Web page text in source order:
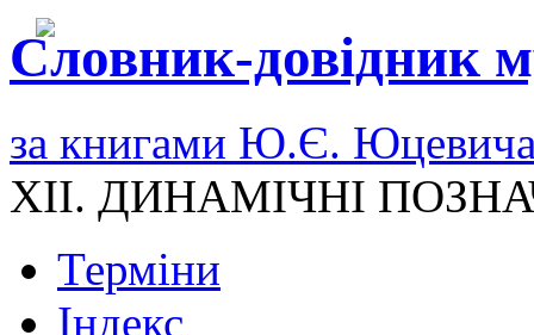
Словник-довідник
за книгами Ю.Є.
XII. ДИНАМІЧНІ
Терміни
Індекс